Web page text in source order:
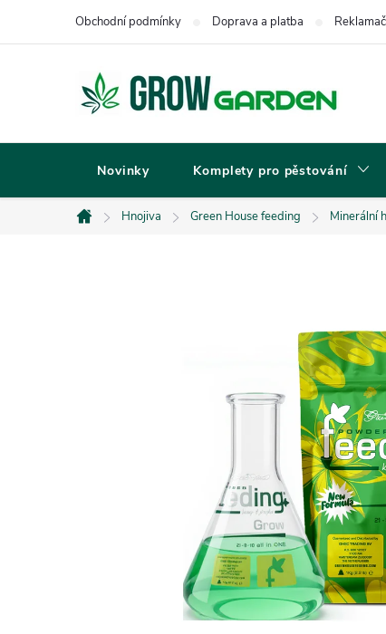
Obchodní podmínky Doprava a platba
Novinky Komplety pro pěstování
Domů
Hnojiva Green House feeding Minerální